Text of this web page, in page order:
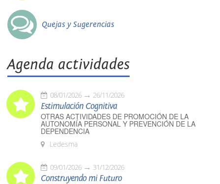
Quejas y Sugerencias
Agenda actividades
08/01/2026 26/11/2026
Estimulación Cognitiva
OTRAS ACTIVIDADES DE PROMOCIÓN DE LA
AUTONOMÍA PERSONAL Y PREVENCIÓN DE LA
DEPENDENCIA
Ledesma
09/01/2026 31/12/2026
Construyendo mi Futuro